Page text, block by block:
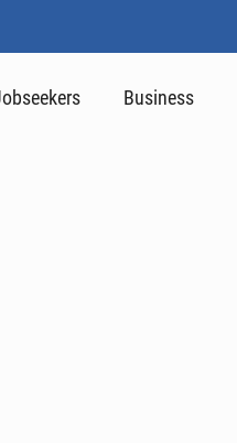
Business